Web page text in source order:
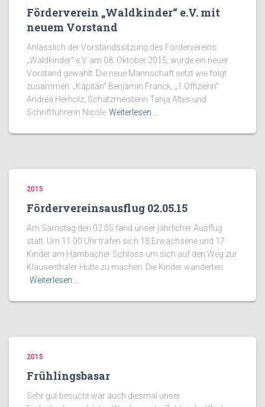
Förderverein „Waldkinder“ e.V. mit
neuem Vorstand
Anlässlich der Vorstandssitzung des Fördervereins
„Waldkinder“ e.V. am 08. Oktober 2015, wurde ein neuer
Vorstand gewählt. Die neue Mannschaft setzt wie folgt
zusammen: „Kapitän“ Benjamin Franck, „1.Offizierin“
Andrea Herholz, Schatzmeisterin Tanja Altes und
Schriftführerin Nicole Weiterlesen …
2015
Fördervereinsausflug 02.05.15
Am Samstag den 02.05 fand unser jährlicher Ausflug
statt. Um 11.00 Uhr trafen sich 18 Erwachsene und 17
Kinder am Hambacher Schloss um sich auf den Weg zur
Klausenthaler Hütte zu machen. Die Kinder wanderten
Weiterlesen …
2015
Frühlingsbasar
Sehr gut besucht war auch diesmal unser